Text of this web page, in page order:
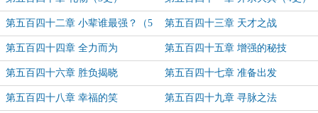
第五百四十二章 小辈谁最强？（5
更）
第五百四十三章 天才之战
第五百四十四章 全力而为 第五百四十五章 增强的秘技
第五百四十六章 胜负揭晓 第五百四十七章 准备出发
第五百四十八章 幸福的笑 第五百四十九章 寻脉之法